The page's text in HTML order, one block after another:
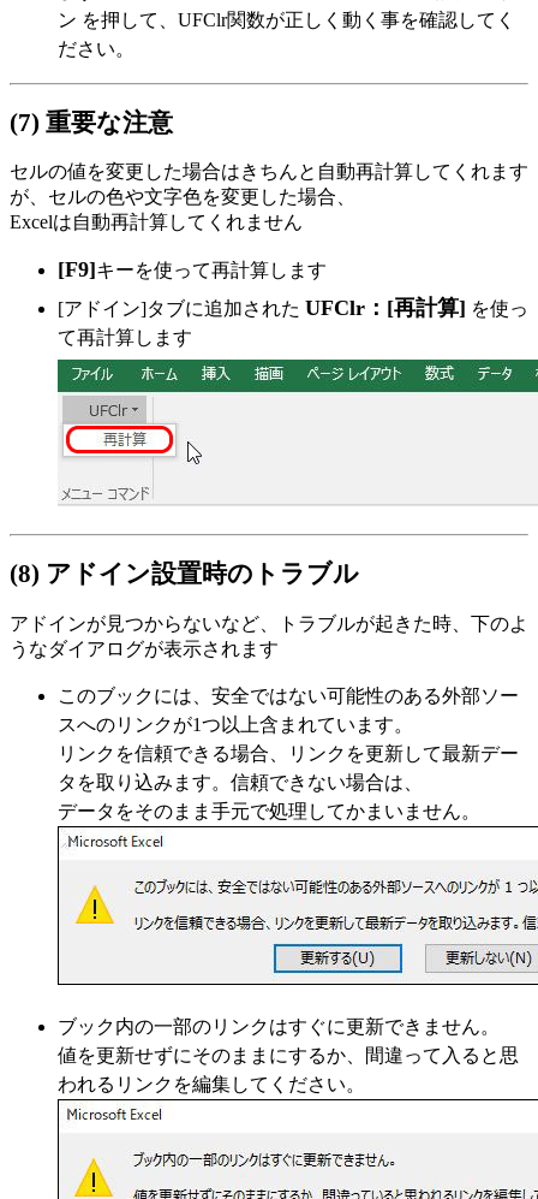
ン を押して、UFClr関数が正しく動く事を確認してく
ださい。
(7) 重要な注意
セルの値を変更した場合はきちんと自動再計算してくれます
が、セルの色や文字色を変更した場合、
Excelは自動再計算してくれません
[F9]キーを使って再計算します
[アドイン]タブに追加された UFClr：[再計算] を使っ
て再計算します
(8) アドイン設置時のトラブル
アドインが見つからないなど、トラブルが起きた時、下のよ
うなダイアログが表示されます
このブックには、安全ではない可能性のある外部ソー
スへのリンクが1つ以上含まれています。
リンクを信頼できる場合、リンクを更新して最新デー
タを取り込みます。信頼できない場合は、
データをそのまま手元で処理してかまいません。
ブック内の一部のリンクはすぐに更新できません。
値を更新せずにそのままにするか、間違って入ると思
われるリンクを編集してください。